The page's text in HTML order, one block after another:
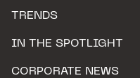
TRENDS
IN THE SPOTLIGHT
CORPORATE NEWS